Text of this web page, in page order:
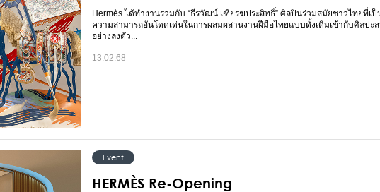
Hermès ได้ทำงานร่วมกับ “ธีรวัฒน์ เฑียรฆประสิทธิ์” ศิลปินร่วมสมัยชาวไทยที่เป็
ความสามารถอันโดดเด่นในการผสมผสานงานฝีมือไทยแบบดั้งเดิมเข้ากับศิลปะ
อย่างลงตัว...
13.02.68
Event
HERMÈS Re-Opening